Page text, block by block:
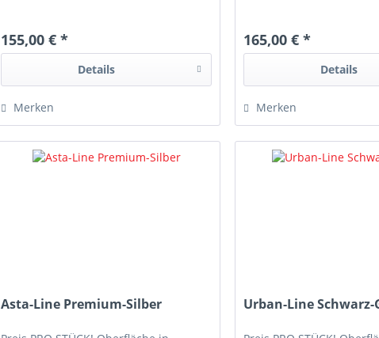
155,00 € *
Details
Merken
165,00 € *
Details
Merken
Asta-Line Premium-Silber Urban-Line Schwarz-